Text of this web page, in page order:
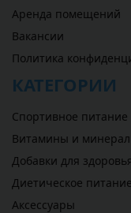
Аренда помещений
Вакансии
Политика
КАТЕГОРИИ
Спортивное питание
Витамины и
Добавки для
Диетическое питание
Аксессуары